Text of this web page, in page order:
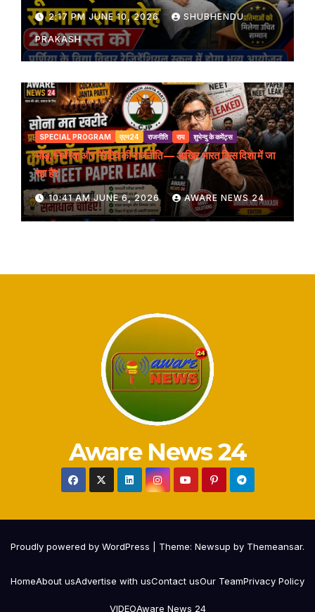
2:17 PM JUNE 10, 2026 SHUBHENDU
PRAKASH
SPECIAL PROGRAM एएन24 राजनीति राय शुभेन्दु के कमेंट्स
भीड़, निर्भरता और नैरेटिव की राजनीति — आखिर भारत किस दिशा में जा
रहा है?
10:41 AM JUNE 6, 2026 AWARE NEWS 24
Aware News 24
Proudly powered by WordPress Theme: Newsup by Themeansar.
HomeAbout usAdvertise with usContact usOur TeamPrivacy Policy
VIDEOAware News 24